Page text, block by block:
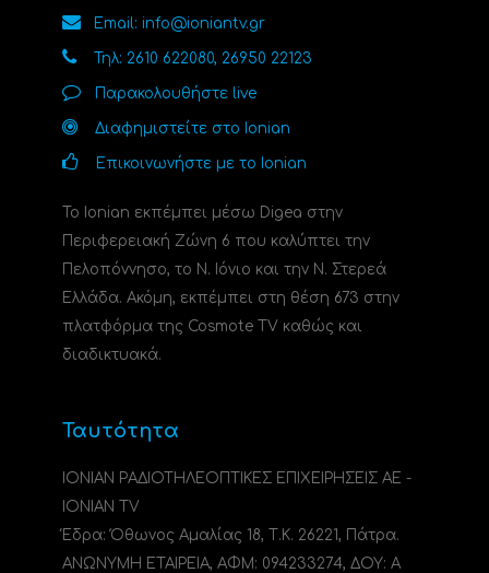
Email: info@ioniantv.gr
Τηλ: 2610 622080, 26950 22123
Παρακολουθήστε live
Διαφημιστείτε στο Ionian
Επικοινωνήστε με το Ionian
Το Ionian εκπέμπει μέσω Digea στην
Περιφερειακή Ζώνη 6 που καλύπτει την
Πελοπόννησο, το N. Ιόνιο και την Ν. Στερεά
Ελλάδα. Ακόμη, εκπέμπει στη θέση 673 στην
πλατφόρμα της Cosmote TV καθώς και
διαδικτυακά.
Ταυτότητα
ΙΟΝΙΑΝ ΡΑΔΙΟΤΗΛΕΟΠΤΙΚΕΣ ΕΠΙΧΕΙΡΗΣΕΙΣ ΑΕ -
IONIAN TV
Έδρα: Όθωνος Αμαλίας 18, Τ.Κ. 26221, Πάτρα.
ΑΝΩΝΥΜΗ ΕΤΑΙΡΕΙΑ, ΑΦΜ: 094233274, ΔΟΥ: A